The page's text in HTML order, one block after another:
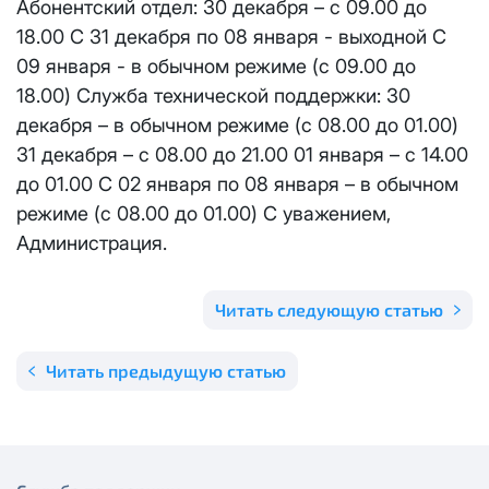
Абонентский отдел: 30 декабря – с 09.00 до
18.00 С 31 декабря по 08 января - выходной С
09 января - в обычном режиме (с 09.00 до
18.00) Служба технической поддержки: 30
декабря – в обычном режиме (с 08.00 до 01.00)
31 декабря – с 08.00 до 21.00 01 января – с 14.00
до 01.00 С 02 января по 08 января – в обычном
режиме (с 08.00 до 01.00) С уважением,
Администрация.
Читать предыдущую статью
Читать следующую статью
Телевидение
Аренда оборудования
Отправить
Я даюсогласие на обработку персональных данных
соответствии сПолитикой в отношении обработки
персональных данных
КС 300
НП20
КС 500
НП30
Email*
Адрес подключения*
Отправить
согласие на обработку персональных данных
Политикой в отношении обработки
Email*
Отправить
Я даюсогласие на обработку персональных данных в
соответствии сПолитикой в отношении обработки
персональных данных
осуществляется бесплатно, за каждое